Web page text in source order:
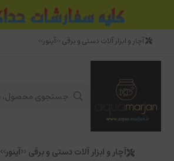
آچار و ابزار آلات دستی و برقی <<آینور>>
آچار و ابزار آلات دستی و برقی <<آینور>>